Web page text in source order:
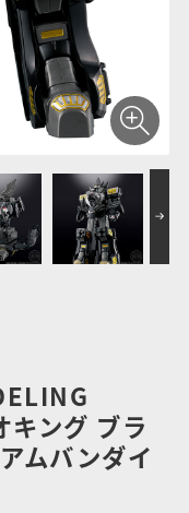
サンリオキャラクタ
ーズ
キャラデコ
ング ブラ
ムバンダイ